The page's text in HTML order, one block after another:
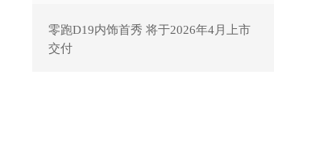
零跑D19内饰首秀 将于2026年4月上市
交付